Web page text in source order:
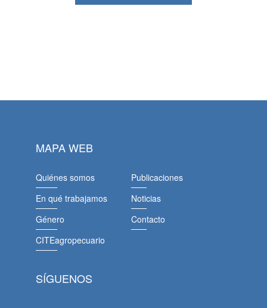
MAPA WEB
Quiénes somos
En qué trabajamos
Género
CITEagropecuario
Publicaciones
Noticias
Contacto
SÍGUENOS